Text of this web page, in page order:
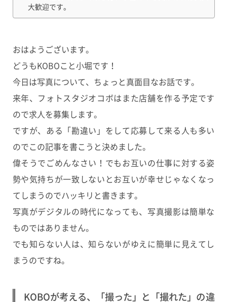
大歓迎です。
おはようございます。
どうもKOBOこと小堀です！
今日は写真について、ちょっと真面目なお話です。
来年、フォトスタジオコボはまた店舗を作る予定です
ので求人を募集します。
ですが、ある「勘違い」をして応募して来る人も多い
のでこの記事を書こうと決めました。
偉そうでごめんなさい！でもお互いの仕事に対する姿
勢や気持ちが一致しないとお互いが幸せじゃなくなっ
てしまうのでハッキリと書きます。
写真がデジタルの時代になっても、写真撮影は簡単な
ものではありません。
でも知らない人は、知らないがゆえに簡単に見えてし
まうのですね。
KOBOが考える、「撮った」と「撮れた」の違